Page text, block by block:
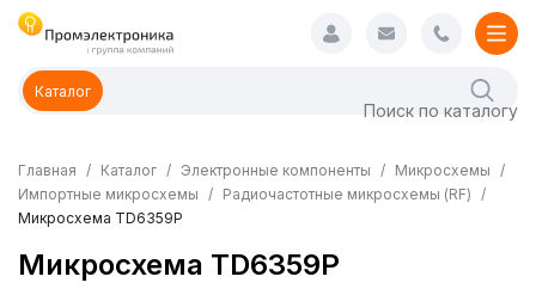
Каталог
Главная Каталог Электронные компоненты
Микросхемы
Импортные микросхемы
Радиочастотные микросхемы (RF)
Микросхема TD6359P
Микросхема TD6359P